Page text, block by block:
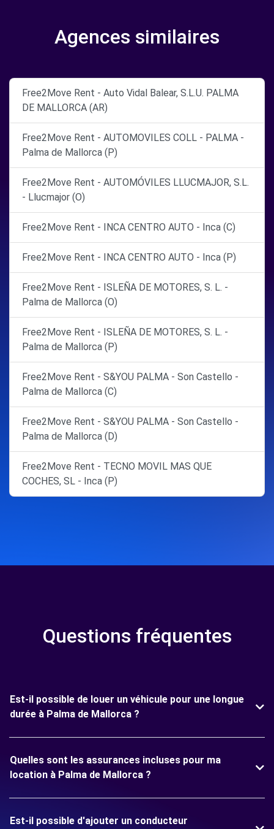
Agences similaires
Free2Move Rent - Auto Vidal Balear, S.L.U. PALMA
DE MALLORCA (AR)
Free2Move Rent - AUTOMOVILES COLL - PALMA -
Palma de Mallorca (P)
Free2Move Rent - AUTOMÓVILES LLUCMAJOR, S.L.
- Llucmajor (O)
Free2Move Rent - INCA CENTRO AUTO - Inca (C)
Free2Move Rent - INCA CENTRO AUTO - Inca (P)
Free2Move Rent - ISLEÑA DE MOTORES, S. L. -
Palma de Mallorca (O)
Free2Move Rent - ISLEÑA DE MOTORES, S. L. -
Palma de Mallorca (P)
Free2Move Rent - S&YOU PALMA - Son Castello -
Palma de Mallorca (C)
Free2Move Rent - S&YOU PALMA - Son Castello -
Palma de Mallorca (D)
Free2Move Rent - TECNO MOVIL MAS QUE
COCHES, SL - Inca (P)
Questions fréquentes
Est-il possible de louer un véhicule pour une longue
durée à Palma de Mallorca ?
Quelles sont les assurances incluses pour ma
location à Palma de Mallorca ?
Est-il possible d'ajouter un conducteur